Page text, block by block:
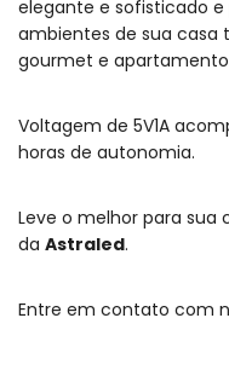
elegante e sofisticado
ambientes de sua casa
gourmet e
Voltagem de 5V1A
horas de autonomia.
Leve o melhor para sua
da Astraled.
Entre em contato com